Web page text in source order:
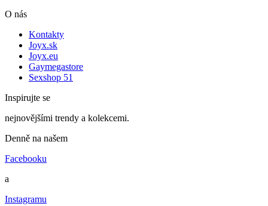
O nás
Kontakty
Joyx.sk
Joyx.eu
Gaymegastore
Sexshop 51
Inspirujte se
nejnovějšími trendy a kolekcemi.
Denně na našem
Facebooku
a
Instagramu